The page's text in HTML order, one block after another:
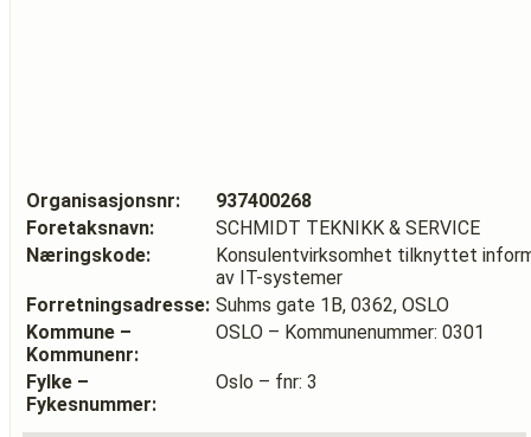
Organisasjonsnr:
937400268
Foretaksnavn:
SCHMIDT TEKNIKK & SERVICE
Næringskode:
Konsulentvirksomhet tilknyttet
av IT-systemer
Forretningsadresse: Suhms gate 1B, 0362, OSLO
Kommune –
Kommunenr:
OSLO – Kommunenummer: 0301
Fylke –
Fykesnummer:
Oslo – fnr: 3